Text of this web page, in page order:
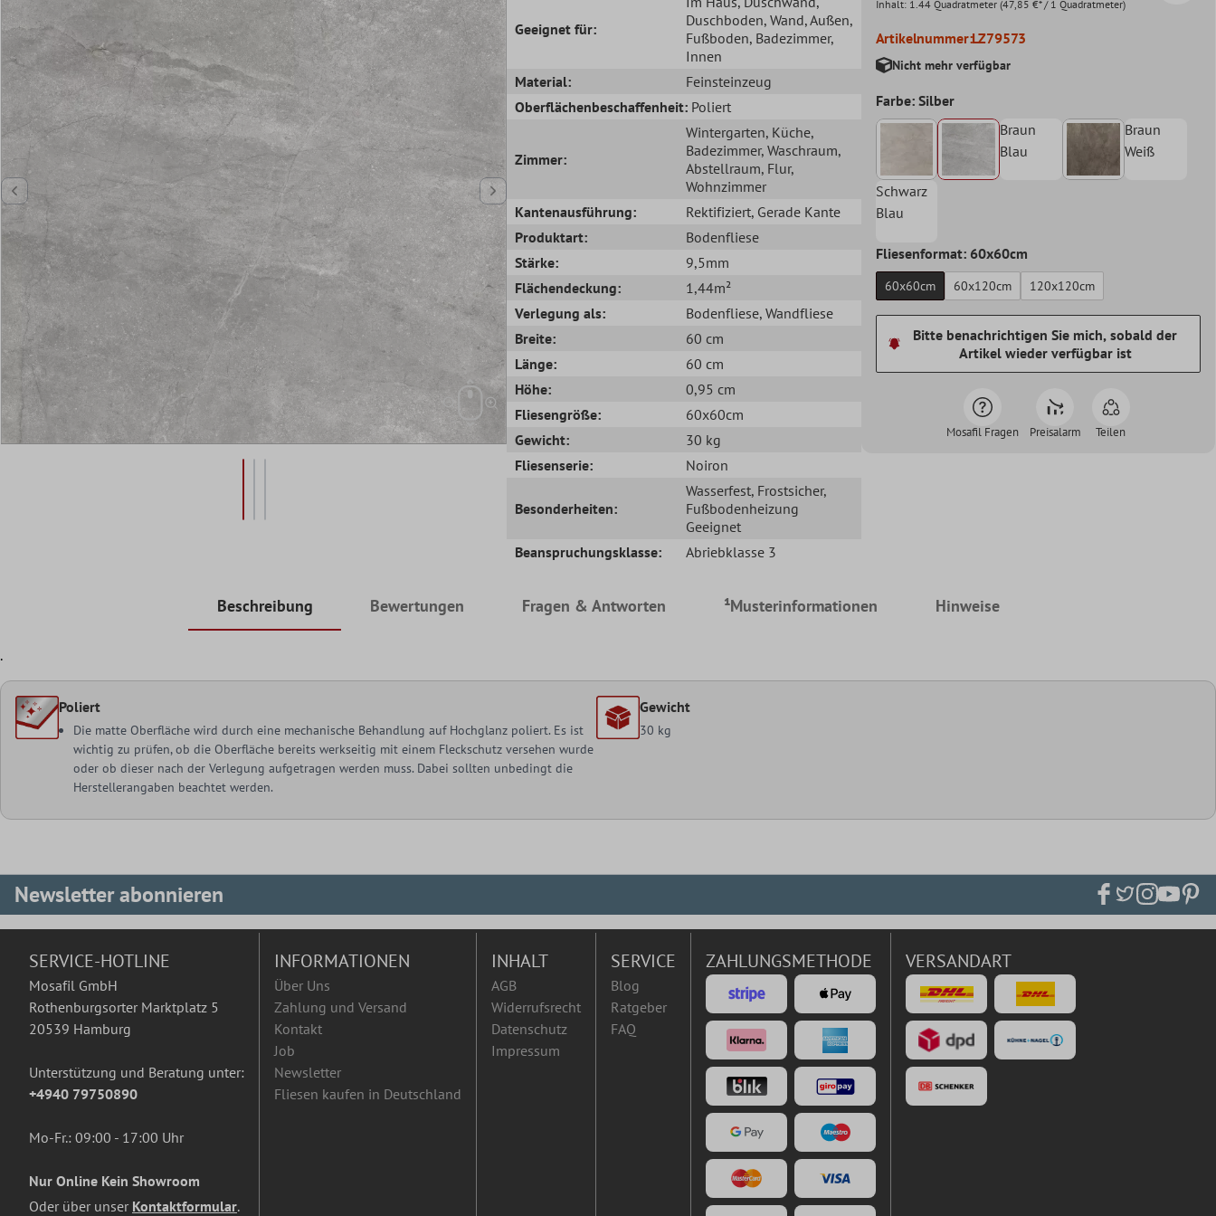
Geeignet für:
Duschboden, Wand, Außen,
Fußboden, Badezimmer,
Innen
Material:
Feinsteinzeug
Oberflächenbeschaffenheit: Poliert
Zimmer:
Wintergarten, Küche,
Badezimmer, Waschraum,
Abstellraum, Flur,
Wohnzimmer
Kantenausführung:
Rektifiziert, Gerade Kante
Produktart:
Bodenfliese
Stärke:
9,5mm
Flächendeckung:
1,44m²
Verlegung als:
Bodenfliese, Wandfliese
Breite:
60 cm
Länge:
60 cm
Höhe:
0,95 cm
Fliesengröße:
60x60cm
Gewicht:
30 kg
Fliesenserie:
Noiron
Besonderheiten:
Wasserfest, Frostsicher,
Fußbodenheizung
Geeignet
Beanspruchungsklasse:
Abriebklasse 3
Inhalt: 1.44 Quadratmeter (47,85 €* / 1 Quadratmeter)
Artikelnummer:LZ79573
Nicht mehr verfügbar
Farbe: Silber
Braun
Blau
Braun
Weiß
Schwarz
Blau
Fliesenformat: 60x60cm
60x60cm 60x120cm 120x120cm
Bitte benachrichtigen Sie mich, sobald der
Artikel wieder verfügbar ist
Mosafil Fragen Preisalarm Teilen
Beschreibung Bewertungen Fragen & Antworten ¹Musterinformationen Hinweise
.
Poliert
Die matte Oberfläche wird durch eine mechanische Behandlung auf Hochglanz poliert. Es ist
wichtig zu prüfen, ob die Oberfläche bereits werkseitig mit einem Fleckschutz versehen wurde
oder ob dieser nach der Verlegung aufgetragen werden muss. Dabei sollten unbedingt die
Herstellerangaben beachtet werden.
Gewicht
30 kg
Newsletter abonnieren
SERVICE-HOTLINE
Mosafil GmbH
Rothenburgsorter Marktplatz 5
20539 Hamburg
Unterstützung und Beratung unter:
+4940 79750890
Mo-Fr.: 09:00 - 17:00 Uhr
Nur Online Kein Showroom
Oder über unser Kontaktformular.
INFORMATIONEN
Über Uns
Zahlung und Versand
Kontakt
Job
Newsletter
Fliesen kaufen in Deutschland
INHALT
AGB
Widerrufsrecht
Datenschutz
Impressum
SERVICE
Blog
Ratgeber
FAQ
ZAHLUNGSMETHODE VERSANDART